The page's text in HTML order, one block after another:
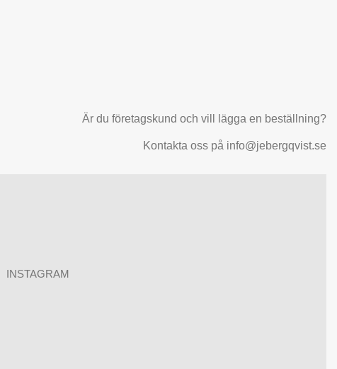
Är du företagskund och vill lägga en beställning?
Kontakta oss på info@jebergqvist.se
INSTAGRAM